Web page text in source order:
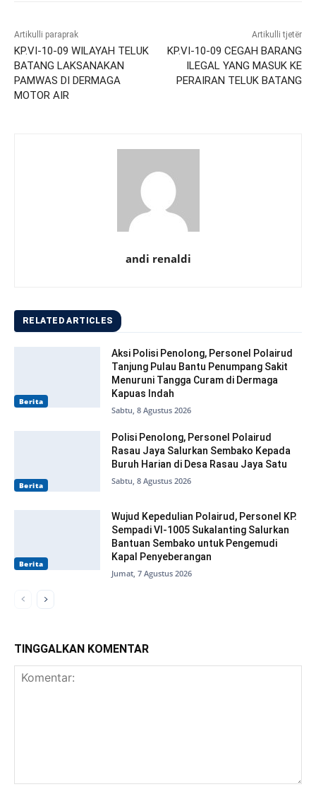
Artikulli paraprak
KP.VI-10-09 WILAYAH TELUK
BATANG LAKSANAKAN
PAMWAS DI DERMAGA
MOTOR AIR
Artikulli tjetër
KP.VI-10-09 CEGAH BARANG
ILEGAL YANG MASUK KE
PERAIRAN TELUK BATANG
andi renaldi
RELATED ARTICLES
Berita
Aksi Polisi Penolong, Personel Polairud
Tanjung Pulau Bantu Penumpang Sakit
Menuruni Tangga Curam di Dermaga
Kapuas Indah
Sabtu, 8 Agustus 2026
Berita
Polisi Penolong, Personel Polairud
Rasau Jaya Salurkan Sembako Kepada
Buruh Harian di Desa Rasau Jaya Satu
Sabtu, 8 Agustus 2026
Berita
Wujud Kepedulian Polairud, Personel KP.
Sempadi VI-1005 Sukalanting Salurkan
Bantuan Sembako untuk Pengemudi
Kapal Penyeberangan
Jumat, 7 Agustus 2026
TINGGALKAN KOMENTAR